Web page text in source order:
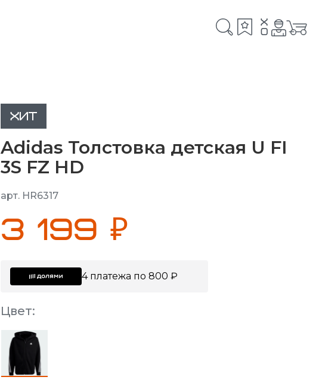
x
0
ХИТ
Adidas Толстовка детская U FI
3S FZ HD
арт. HR6317
3 199 ₽
4 платежа по 800 ₽
Цвет: